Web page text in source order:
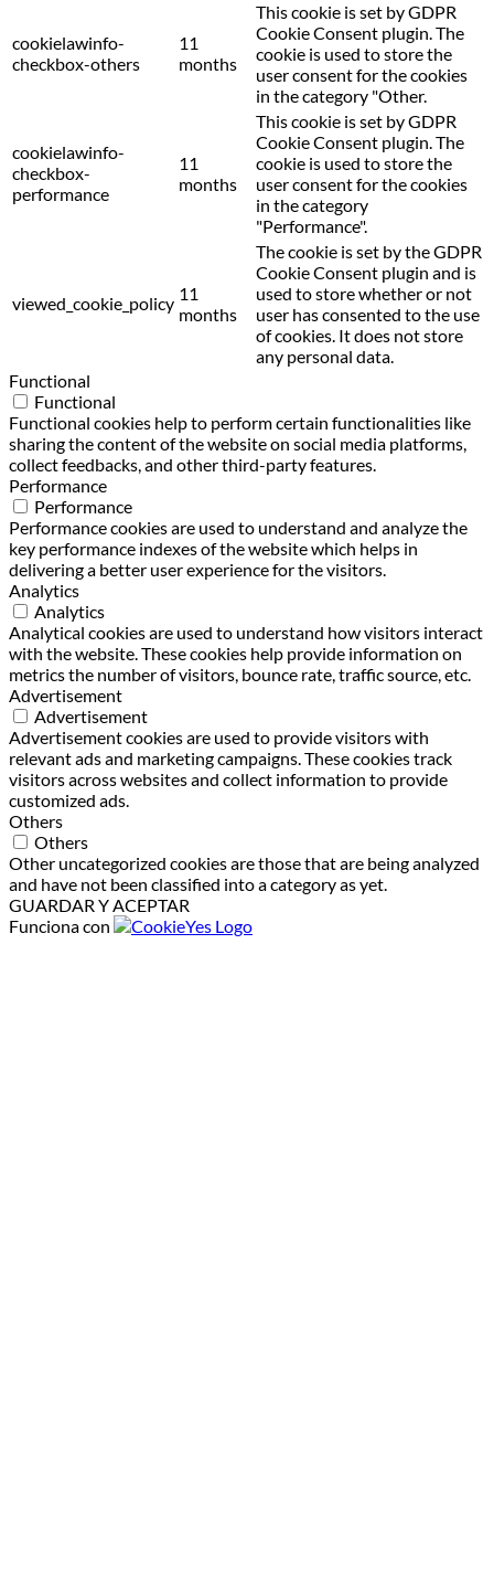
cookielawinfo-
checkbox-others
11
months
This cookie is set by GDPR
Cookie Consent plugin. The
cookie is used to store the
user consent for the cookies
in the category "Other.
cookielawinfo-
checkbox-
performance
11
months
This cookie is set by GDPR
Cookie Consent plugin. The
cookie is used to store the
user consent for the cookies
in the category
"Performance".
viewed_cookie_policy 11
months
The cookie is set by the GDPR
Cookie Consent plugin and is
used to store whether or not
user has consented to the use
of cookies. It does not store
any personal data.
Functional
Functional
Functional cookies help to perform certain functionalities like
sharing the content of the website on social media platforms,
collect feedbacks, and other third-party features.
Performance
Performance
Performance cookies are used to understand and analyze the
key performance indexes of the website which helps in
delivering a better user experience for the visitors.
Analytics
Analytics
Analytical cookies are used to understand how visitors interact
with the website. These cookies help provide information on
metrics the number of visitors, bounce rate, traffic source, etc.
Advertisement
Advertisement
Advertisement cookies are used to provide visitors with
relevant ads and marketing campaigns. These cookies track
visitors across websites and collect information to provide
customized ads.
Others
Others
Other uncategorized cookies are those that are being analyzed
and have not been classified into a category as yet.
GUARDAR Y ACEPTAR
Funciona con